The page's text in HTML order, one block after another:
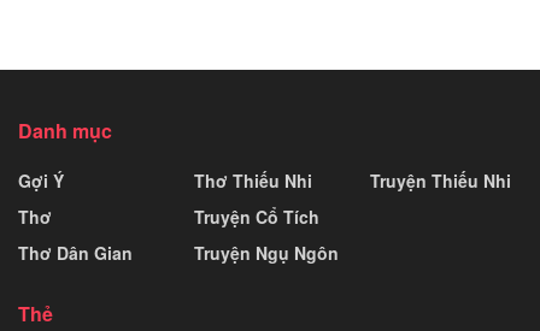
Danh mục
Gợi Ý
Thơ
Thơ Dân Gian
Thơ Thiếu Nhi
Truyện Cổ Tích
Truyện Ngụ Ngôn
Truyện Thiếu Nhi
Thẻ